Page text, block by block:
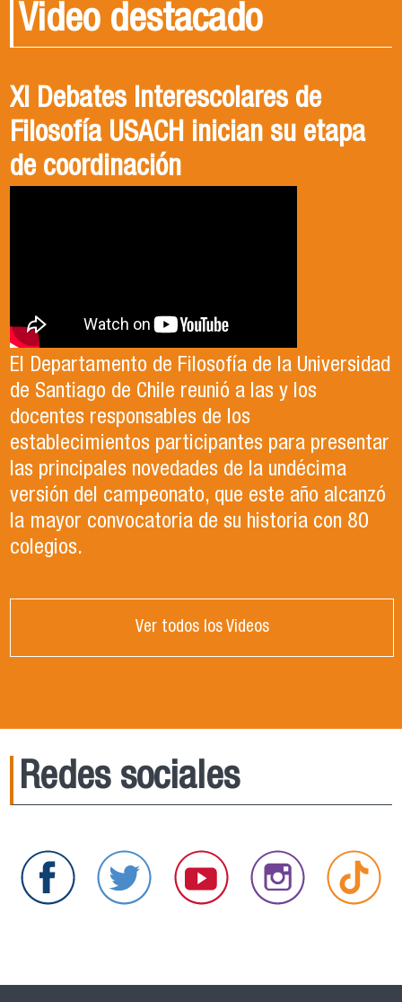
Video destacado
XI Debates Interescolares de
Filosofía USACH inician su etapa
de coordinación
El Departamento de Filosofía de la Universidad
de Santiago de Chile reunió a las y los
docentes responsables de los
establecimientos participantes para presentar
las principales novedades de la undécima
versión del campeonato, que este año alcanzó
la mayor convocatoria de su historia con 80
colegios.
Ver todos los Videos
Redes sociales